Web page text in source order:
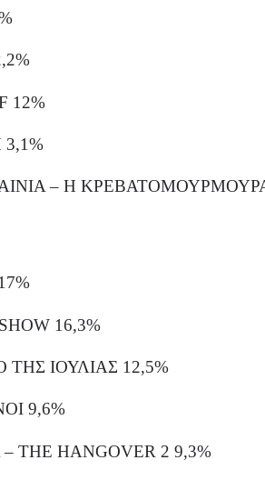
12%
– Η
16,3%
ΙΟΥΛΙΑΣ 12,5%
9,6%
THE HANGOVER 2 9,3%